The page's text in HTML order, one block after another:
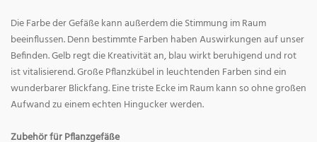
Die Farbe der Gefäße kann außerdem die Stimmung im Raum
beeinflussen. Denn bestimmte Farben haben Auswirkungen auf unser
Befinden. Gelb regt die Kreativität an, blau wirkt beruhigend und rot
ist vitalisierend. Große Pflanzkübel in leuchtenden Farben sind ein
wunderbarer Blickfang. Eine triste Ecke im Raum kann so ohne großen
Aufwand zu einem echten Hingucker werden.
Zubehör für Pflanzgefäße